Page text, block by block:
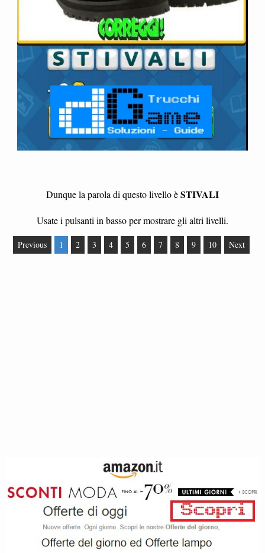
Dunque la parola di questo livello èSTIVALI
Usate i pulsanti in basso per mostrare gli altri livelli.
Previous 1 2 3 4 5 6 7 8 9 10 Next